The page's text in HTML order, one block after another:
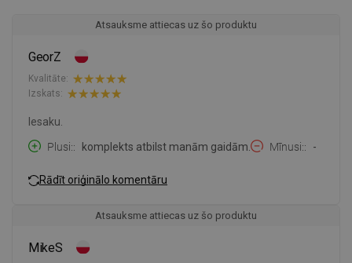
Atsauksme attiecas uz šo produktu
GeorZ
Kvalitāte:
Izskats:
Iesaku.
Plusi:
komplekts atbilst manām gaidām. Mīnusi: -
Rādīt oriģinālo komentāru
Atsauksme attiecas uz šo produktu
MikeS